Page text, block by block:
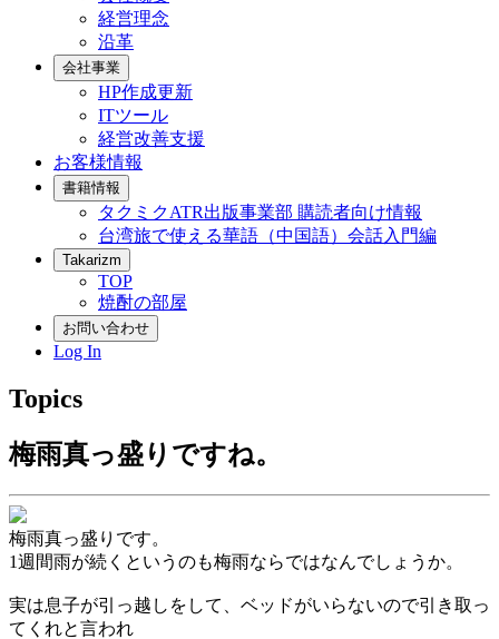
経営理念
沿革
会社事業
HP作成更新
ITツール
経営改善支援
お客様情報
書籍情報
タクミクATR出版事業部 購読者向け情報
台湾旅で使える華語（中国語）会話入門編
Takarizm
TOP
焼酎の部屋
お問い合わせ
Log In
Topics
梅雨真っ盛りですね。
梅雨真っ盛りです。
1週間雨が続くというのも梅雨ならではなんでしょうか。
実は息子が引っ越しをして、ベッドがいらないので引き取っ
てくれと言われ